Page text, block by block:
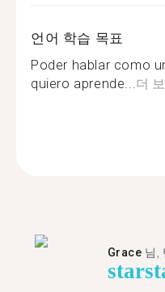
언어 학습 목표
Poder hablar como
quiero aprende...더
Grace 님,
star